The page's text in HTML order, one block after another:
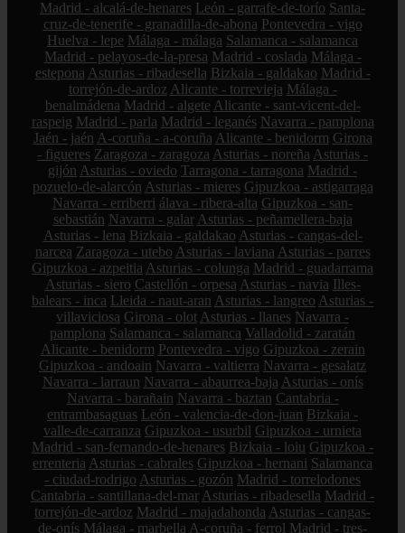
Madrid - alcalá-de-henares León - garrafe-de-torío Santa-
cruz-de-tenerife - granadilla-de-abona Pontevedra - vigo
Huelva - lepe Málaga - málaga Salamanca - salamanca
Madrid - pelayos-de-la-presa Madrid - coslada Málaga -
estepona Asturias - ribadesella Bizkaia - galdakao Madrid -
torrejón-de-ardoz Alicante - torrevieja Málaga -
benalmádena Madrid - algete Alicante - sant-vicent-del-
raspeig Madrid - parla Madrid - leganés Navarra - pamplona
Jaén - jaén A-coruña - a-coruña Alicante - benidorm Girona
- figueres Zaragoza - zaragoza Asturias - noreña Asturias -
gijón Asturias - oviedo Tarragona - tarragona Madrid -
pozuelo-de-alarcón Asturias - mieres Gipuzkoa - astigarraga
Navarra - erriberri álava - ribera-alta Gipuzkoa - san-
sebastián Navarra - galar Asturias - peñamellera-baja
Asturias - lena Bizkaia - galdakao Asturias - cangas-del-
narcea Zaragoza - utebo Asturias - laviana Asturias - parres
Gipuzkoa - azpeitia Asturias - colunga Madrid - guadarrama
Asturias - siero Castellón - orpesa Asturias - navia Illes-
balears - inca Lleida - naut-aran Asturias - langreo Asturias -
villaviciosa Girona - olot Asturias - llanes Navarra -
pamplona Salamanca - salamanca Valladolid - zaratán
Alicante - benidorm Pontevedra - vigo Gipuzkoa - zerain
Gipuzkoa - andoain Navarra - valtierra Navarra - gesalatz
Navarra - larraun Navarra - abaurrea-baja Asturias - onís
Navarra - barañain Navarra - baztan Cantabria -
entrambasaguas León - valencia-de-don-juan Bizkaia -
valle-de-carranza Gipuzkoa - usurbil Gipuzkoa - urnieta
Madrid - san-fernando-de-henares Bizkaia - loiu Gipuzkoa -
errenteria Asturias - cabrales Gipuzkoa - hernani Salamanca
- ciudad-rodrigo Asturias - gozón Madrid - torrelodones
Cantabria - santillana-del-mar Asturias - ribadesella Madrid -
torrejón-de-ardoz Madrid - majadahonda Asturias - cangas-
de-onís Málaga - marbella A-coruña - ferrol Madrid - tres-